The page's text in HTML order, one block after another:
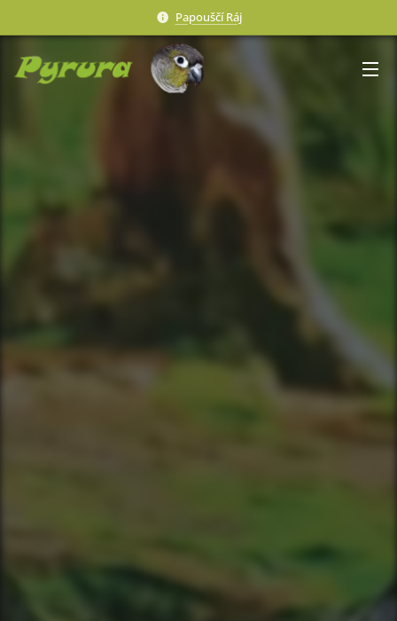
Papouščí Ráj